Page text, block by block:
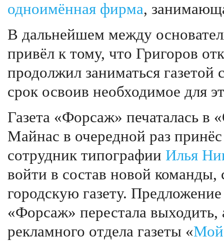
одноимённая фирма,
В дальнейшем между
привёл к тому, что Григоров
продолжил заниматься газетой
срок освоив необходимое для
Газета «Форсаж» печаталась в
Майнас в очередной раз
сотрудник типографии Илья
войти в состав новой
городскую газету.
«Форсаж» перестала
рекламного отдела газеты «Мой